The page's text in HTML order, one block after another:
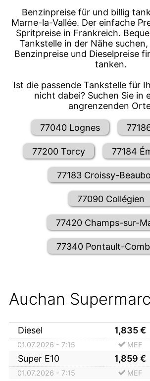
Benzinpreise für und billig
Marne-la-Vallée. Der einfache
Spritpreise in Frankreich.
Tankstelle in der Nähe
Benzinpreise und Dieselpreise
tanken.
Ist die passende Tankstelle für
nicht dabei? Suchen Sie in
angrenzenden
77040 Lognes
77200 Torcy 77184
77183 Croissy-
77090 Collégien
77420 Champs-sur-
77340 Pontault-
Auchan
Diesel 1,835€
01.07.2026 - 7:15 MEF
Super E10 1,859 €
01.07.2026 - 7:15 MEF